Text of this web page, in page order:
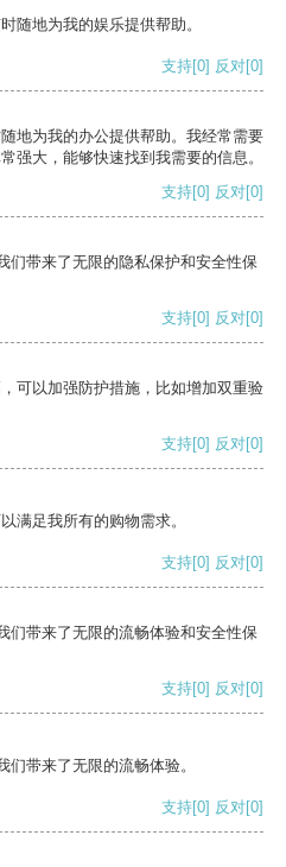
随地为我的娱乐提供帮助。
支持[0] 反对[0]
地为我的办公提供帮助。我经常需要
强大，能够快速找到我需要的信息。
支持[0] 反对[0]
们带来了无限的隐私保护和安全性保
支持[0] 反对[0]
可以加强防护措施，比如增加双重验
支持[0] 反对[0]
满足我所有的购物需求。
支持[0] 反对[0]
们带来了无限的流畅体验和安全性保
支持[0] 反对[0]
带来了无限的流畅体验。
支持[0] 反对[0]